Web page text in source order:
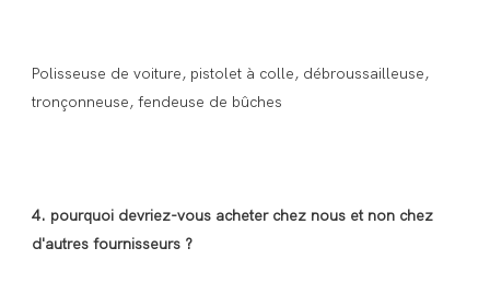
Polisseuse de voiture, pistolet à colle, débroussailleuse,
4. pourquoi devriez-vous acheter chez nous et non chez